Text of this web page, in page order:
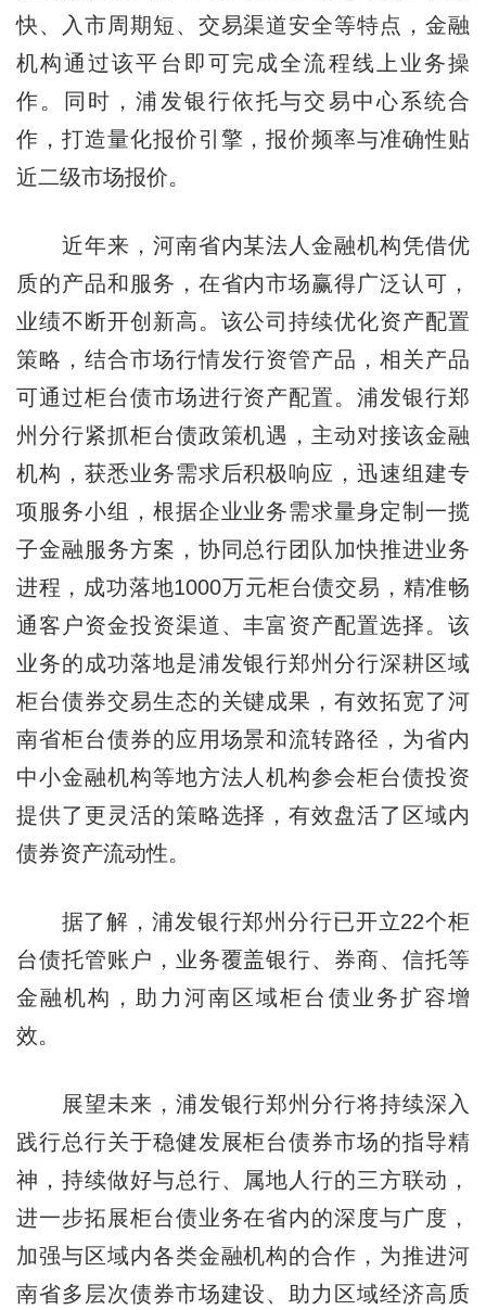
快、入市周期短、交易渠道安全等特点，金融
机构通过该平台即可完成全流程线上业务操
作。同时，浦发银行依托与交易中心系统合
作，打造量化报价引擎，报价频率与准确性贴
近二级市场报价。
近年来，河南省内某法人金融机构凭借优
质的产品和服务，在省内市场赢得广泛认可，
业绩不断开创新高。该公司持续优化资产配置
策略，结合市场行情发行资管产品，相关产品
可通过柜台债市场进行资产配置。浦发银行郑
州分行紧抓柜台债政策机遇，主动对接该金融
机构，获悉业务需求后积极响应，迅速组建专
项服务小组，根据企业业务需求量身定制一揽
子金融服务方案，协同总行团队加快推进业务
进程，成功落地1000万元柜台债交易，精准畅
通客户资金投资渠道、丰富资产配置选择。该
业务的成功落地是浦发银行郑州分行深耕区域
柜台债券交易生态的关键成果，有效拓宽了河
南省柜台债券的应用场景和流转路径，为省内
中小金融机构等地方法人机构参会柜台债投资
提供了更灵活的策略选择，有效盘活了区域内
债券资产流动性。
据了解，浦发银行郑州分行已开立22个柜
台债托管账户，业务覆盖银行、券商、信托等
金融机构，助力河南区域柜台债业务扩容增
效。
展望未来，浦发银行郑州分行将持续深入
践行总行关于稳健发展柜台债券市场的指导精
神，持续做好与总行、属地人行的三方联动，
进一步拓展柜台债业务在省内的深度与广度，
加强与区域内各类金融机构的合作，为推进河
南省多层次债券市场建设、助力区域经济高质